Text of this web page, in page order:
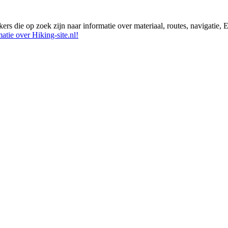
die op zoek zijn naar informatie over materiaal, routes,
over Hiking-site.nl!